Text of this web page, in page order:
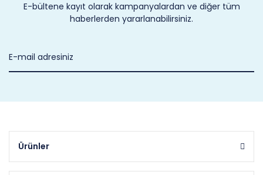
E-bültene kayıt olarak kampanyalardan ve diğer tüm
haberlerden yararlanabilirsiniz.
Ürünler